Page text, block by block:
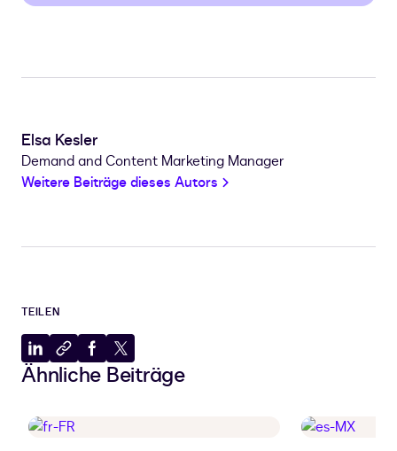
Elsa Kesler
Demand and Content Marketing Manager
Weitere Beiträge dieses Autors
TEILEN
Auf
LinkedIn
In
Zwischenablage
Auf
Facebook
Auf
X
Ähnliche Beiträge